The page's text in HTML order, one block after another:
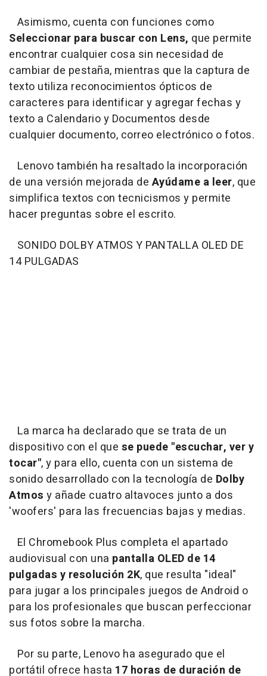
Asimismo, cuenta con funciones como
Seleccionar para buscar con Lens, que permite
encontrar cualquier cosa sin necesidad de
cambiar de pestaña, mientras que la captura de
texto utiliza reconocimientos ópticos de
caracteres para identificar y agregar fechas y
texto a Calendario y Documentos desde
cualquier documento, correo electrónico o fotos.
Lenovo también ha resaltado la incorporación
de una versión mejorada de Ayúdame a leer, que
simplifica textos con tecnicismos y permite
hacer preguntas sobre el escrito.
SONIDO DOLBY ATMOS Y PANTALLA OLED DE
14 PULGADAS
La marca ha declarado que se trata de un
dispositivo con el que se puede "escuchar, ver y
tocar", y para ello, cuenta con un sistema de
sonido desarrollado con la tecnología de Dolby
Atmos y añade cuatro altavoces junto a dos
'woofers' para las frecuencias bajas y medias.
El Chromebook Plus completa el apartado
audiovisual con una pantalla OLED de 14
pulgadas y resolución 2K, que resulta "ideal"
para jugar a los principales juegos de Android o
para los profesionales que buscan perfeccionar
sus fotos sobre la marcha.
Por su parte, Lenovo ha asegurado que el
portátil ofrece hasta 17 horas de duración de